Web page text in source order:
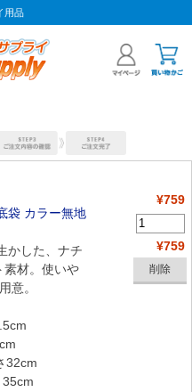
用品
袋 カラー無地
かした、ナチ
素材。使いや
意。
32cm
¥759
¥759